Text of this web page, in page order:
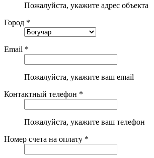
Пожалуйста, укажите адрес объекта
Город *
Email *
Пожалуйста, укажите ваш email
Контактный телефон *
Пожалуйста, укажите ваш телефон
Номер счета на оплату *